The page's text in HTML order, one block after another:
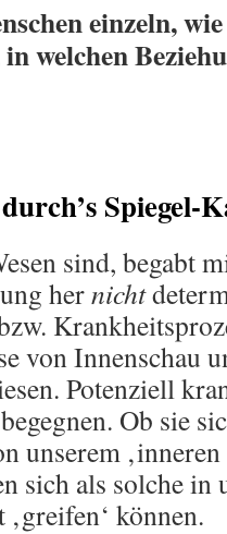
einzeln,
welchen
Spiegel-
sind, begabt
hernicht
von Innenschau
Potenziell
Ob sie
unserem
sich als solche in
können.